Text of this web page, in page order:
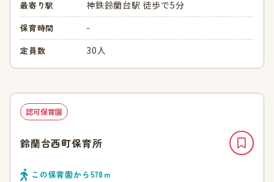
最寄り駅 神鉄鈴蘭台駅 徒歩で5分
保育時間 -
定員数 30人
認可保育園
鈴蘭台西町保育所
この保育園から578ｍ